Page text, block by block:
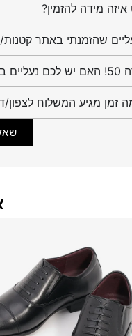
מידה להזמין?
שהזמנתי באתר
שלי?
זמן מגיע המשלוח